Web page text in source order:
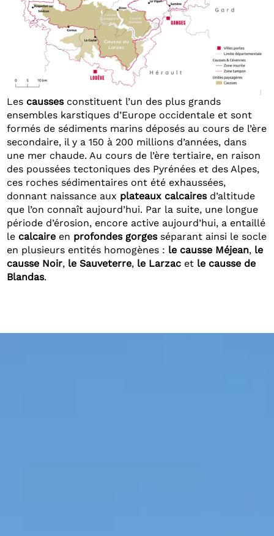
Les caussesconstituent l’un des plus grands
ensembles karstiques d’Europe occidentale et sont
formés de sédiments marins déposés au cours de l’ère
secondaire, il y a 150 à 200 millions d’années, dans
une mer chaude. Au cours de l’ère tertiaire, en raison
des poussées tectoniques des Pyrénées et des Alpes,
ces roches sédimentaires ont été exhaussées,
donnant naissance aux plateaux calcairesd’altitude
que l’on connaît aujourd’hui. Par la suite, une longue
période d’érosion, encore active aujourd’hui, a entaillé
le calcaire en profondes gorgesséparant ainsi le socle
en plusieurs entités homogènes : le causse Méjean, le
causse Noir, le Sauveterre, le Larzac et le causse de
Blandas.